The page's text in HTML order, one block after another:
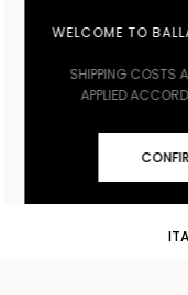
WELCOME TO
SHIPPING COSTS
APPLIED